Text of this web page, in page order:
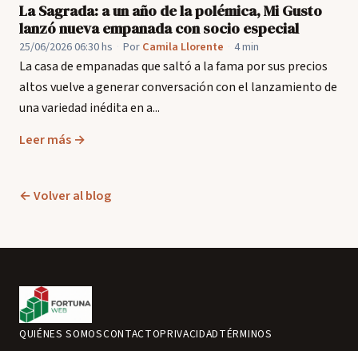
La Sagrada: a un año de la polémica, Mi Gusto
lanzó nueva empanada con socio especial
25/06/2026 06:30 hs PorCamila Llorente 4 min
La casa de empanadas que saltó a la fama por sus precios
altos vuelve a generar conversación con el lanzamiento de
una variedad inédita en a...
Leer más →
← Volver al blog
QUIÉNES SOMOSCONTACTOPRIVACIDADTÉRMINOS